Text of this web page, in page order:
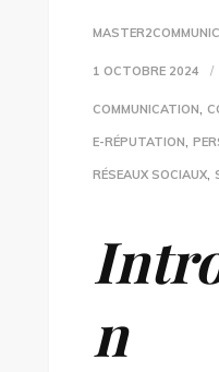
1 OCTOBRE 2024
COMMUNICATION
E-RÉPUTATION
RÉSEAUX SOCIAUX,
n